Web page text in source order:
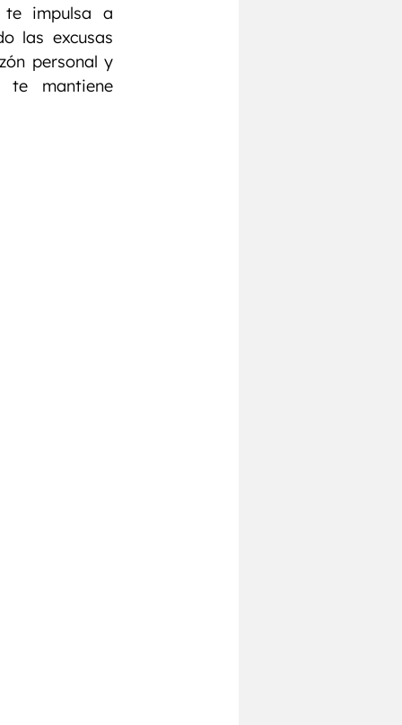
Pecho Chest
te impulsa a
las excusas
personal y
te mantiene